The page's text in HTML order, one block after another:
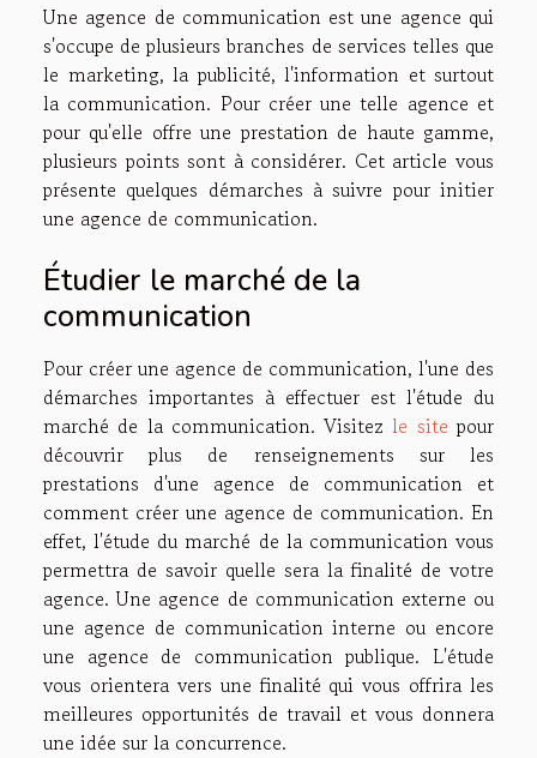
Une agence de communication est une agence qui
s'occupe de plusieurs branches de services telles que
le marketing, la publicité, l'information et surtout
la communication. Pour créer une telle agence et
pour qu'elle offre une prestation de haute gamme,
plusieurs points sont à considérer. Cet article vous
présente quelques démarches à suivre pour initier
une agence de communication.
Étudier le marché de la
communication
Pour créer une agence de communication, l'une des
démarches importantes à effectuer est l'étude du
marché de la communication. Visitezle site pour
découvrir plus de renseignements sur les
prestations d'une agence de communication et
comment créer une agence de communication. En
effet, l'étude du marché de la communication vous
permettra de savoir quelle sera la finalité de votre
agence. Une agence de communication externe ou
une agence de communication interne ou encore
une agence de communication publique. L'étude
vous orientera vers une finalité qui vous offrira les
meilleures opportunités de travail et vous donnera
une idée sur la concurrence.